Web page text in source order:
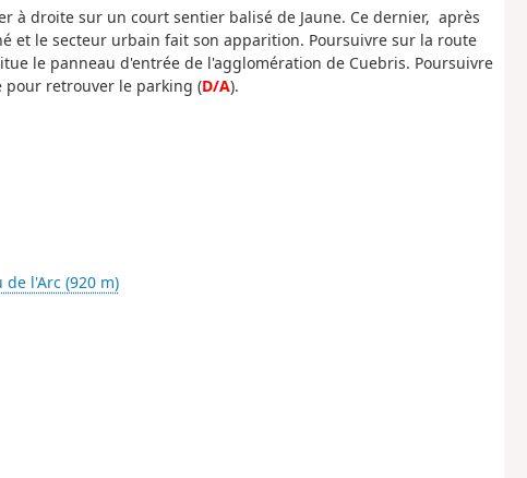
à droite sur un court sentier balisé de Jaune. Ce dernier, après
et le secteur urbain fait son apparition. Poursuivre sur la route
le panneau d'entrée de l'agglomération de Cuebris. Poursuivre
retrouver le parking (D/A).
de l'Arc (920 m)